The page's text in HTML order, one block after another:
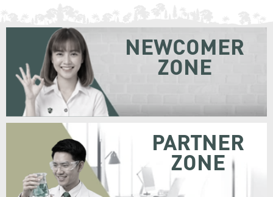
NEWCOMER
ZONE
PARTNER
ZONE